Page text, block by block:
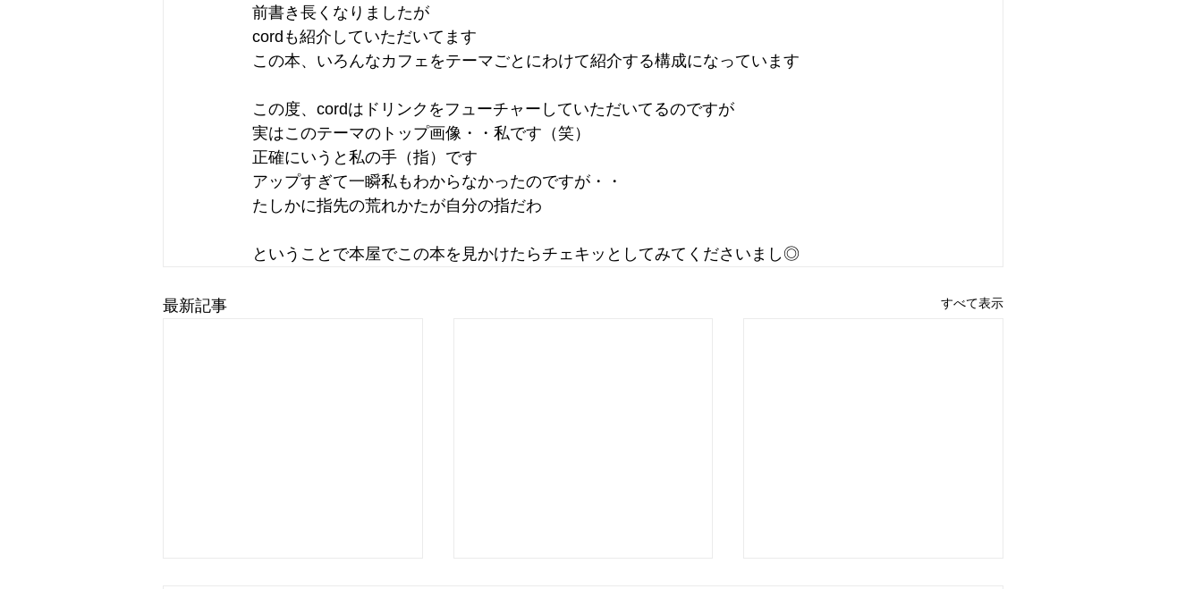
前書き長くなりましたが
cordも紹介していただいてます
この本、いろんなカフェをテーマごとにわけて紹介する構成になっています
この度、cordはドリンクをフューチャーしていただいてるのですが
実はこのテーマのトップ画像・・私です（笑）
正確にいうと私の手（指）です
アップすぎて一瞬私もわからなかったのですが・・
たしかに指先の荒れかたが自分の指だわ
ということで本屋でこの本を見かけたらチェキッとしてみてくださいまし◎
最新記事 すべて表示